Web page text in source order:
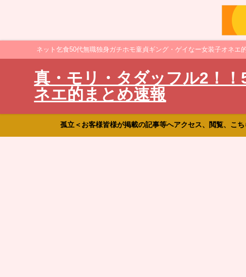
ネット乞食50代無職独身ガチホモ童貞ギング・ゲイなー女装子オネ
真・モリ・タダッフル2！
ネエ的まとめ速報
孤立＜お客様皆様が掲載の記事等へアクセス、閲覧、こ